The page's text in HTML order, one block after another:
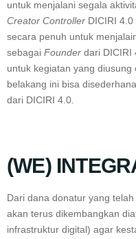
untuk menjalani segala
Creator Controller DICIRI
secara penuh untuk
sebagai Founder dari DICIRI
untuk kegiatan yang
belakang ini bisa
dari DICIRI 4.0.
(WE)
Dari dana donatur yang
akan terus dikembangkan
infrastruktur digital) agar